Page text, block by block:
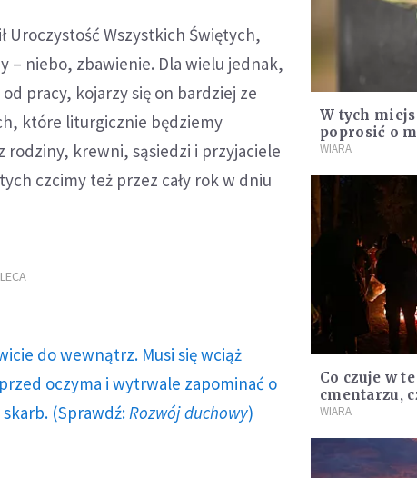
Uroczystość Wszystkich Świętych,
niebo, zbawienie. Dla wielu jednak,
pracy, kojarzy się on bardziej ze
które liturgicznie będziemy
rodziny, krewni, sąsiedzi i przyjaciele
czcimy też przez cały rok w dniu
do wewnątrz. Musi się wciąż
oczyma i wytrwale zapominać o
(Sprawdź: Rozwój duchowy)
W tych
poprosić o
osobę.
WIARA
Co czuje w
cmentarzu,
A wierzący?
WIARA